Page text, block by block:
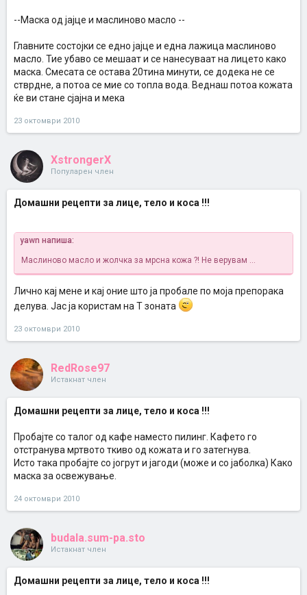
--Маска од јајце и маслиново масло --
Главните состојки се едно јајце и една лажица маслиново
масло. Тие убаво се мешаат и се нанесуваат на лицето како
маска. Смесата се остава 20тина минути, се додека не се
стврдне, а потоа се мие со топла вода. Веднаш потоа кожата
ќе ви стане сјајна и мека
23 октомври 2010
XstrongerX
Популарен член
Домашни рецепти за лице, тело и коса !!!
yawn напиша:
Маслиново масло и жолчка за мрсна кожа ?! Не верувам ...
Лично кај мене и кај оние што ја пробале по моја препорака
делува. Јас ја користам на Т зоната
23 октомври 2010
RedRose97
Истакнат член
Домашни рецепти за лице, тело и коса !!!
Пробајте со талог од кафе наместо пилинг. Кафето го
отстранува мртвото ткиво од кожата и го затегнува.
Исто така пробајте со јогрут и јагоди (може и со јаболка) Како
маска за освежување.
24 октомври 2010
budala.sum-pa.sto
Истакнат член
Домашни рецепти за лице, тело и коса !!!